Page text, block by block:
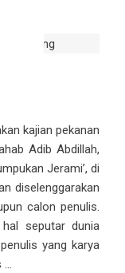
kajian pekanan
Adib Abdillah,
Jerami’, di
diselenggarakan
calon penulis.
seputar dunia
yang karya